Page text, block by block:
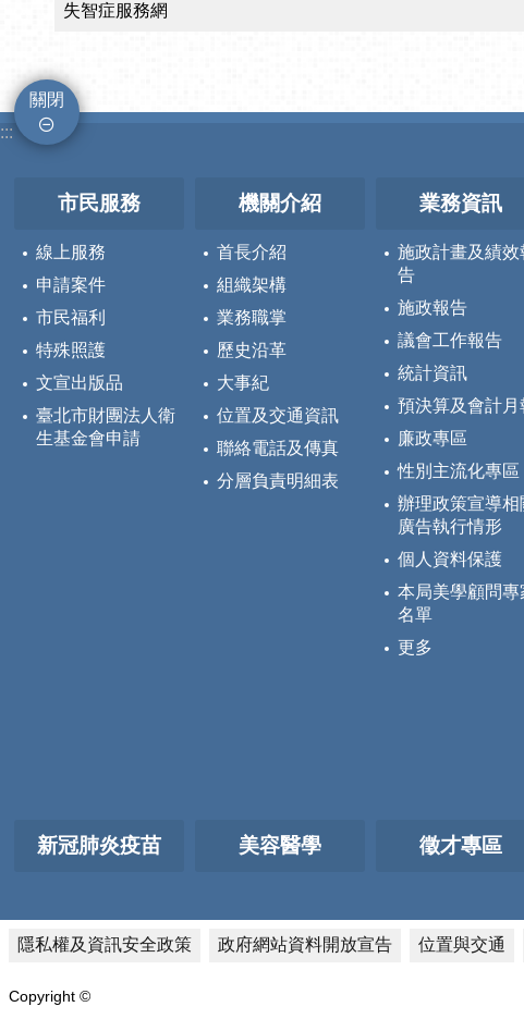
臺北市政府十二區健康服務中心
關閉
:::
市民服務
線上服務
申請案件
市民福利
特殊照護
文宣出版品
臺北市財團法人衛
生基金會申請
機關介紹
首長介紹
組織架構
業務職掌
歷史沿革
大事紀
位置及交通資訊
聯絡電話及傳真
分層負責明細表
業務資訊
施政計畫及績效
告
施政報告
議會工作報告
統計資訊
預決算及會計月
廉政專區
性別主流化專區
辦理政策宣導相
廣告執行情形
個人資料保護
本局美學顧問專
名單
更多
新冠肺炎疫苗 美容醫學 徵才專區
隱私權及資訊安全政策 政府網站資料開放宣告 位置與交通
Copyright ©